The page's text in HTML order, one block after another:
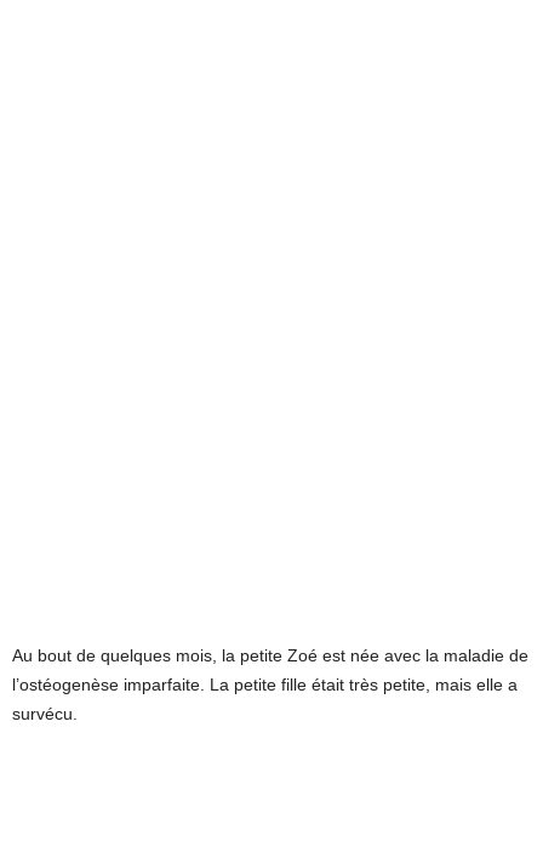
Au bout de quelques mois, la petite Zoé est née avec la maladie de
l’ostéogenèse imparfaite. La petite fille était très petite, mais elle a
survécu.